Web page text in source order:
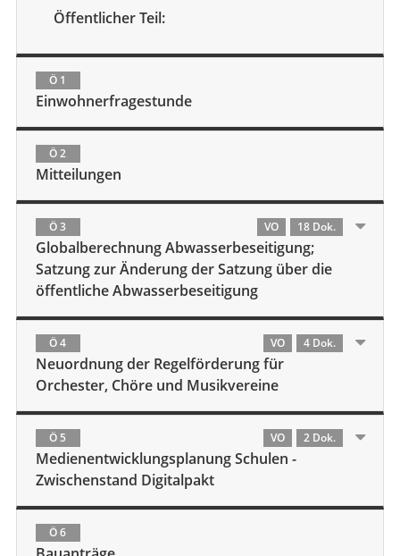
Öffentlicher Teil:
Ö 1
Einwohnerfragestunde
Ö 2
Mitteilungen
Ö 3 VO 18 Dok.
Globalberechnung Abwasserbeseitigung;
Satzung zur Änderung der Satzung über die
öffentliche Abwasserbeseitigung
Ö 4 VO 4 Dok.
Neuordnung der Regelförderung für
Orchester, Chöre und Musikvereine
Ö 5 VO 2 Dok.
Medienentwicklungsplanung Schulen -
Zwischenstand Digitalpakt
Ö 6